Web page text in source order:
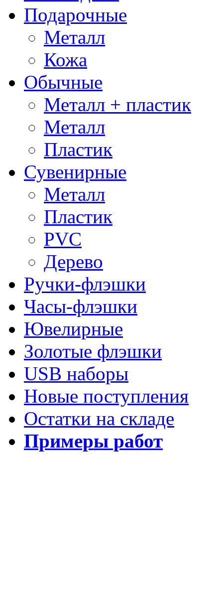
Подарочные
Металл
Кожа
Обычные
Металл + пластик
Металл
Пластик
Сувенирные
Металл
Пластик
PVC
Дерево
Ручки-флэшки
Часы-флэшки
Ювелирные
Золотые флэшки
USB наборы
Новые поступления
Остатки на складе
Примеры работ